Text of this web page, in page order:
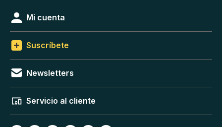
Mi cuenta
Suscríbete
Newsletters
Servicio al cliente